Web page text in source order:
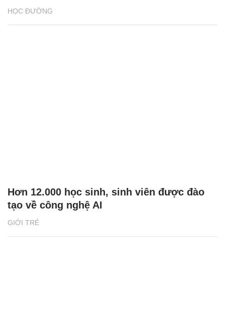
HỌC ĐƯỜNG
GIỚI TRẺ
Hơn 12.000 học sinh, sinh viên được đào
tạo về công nghệ AI